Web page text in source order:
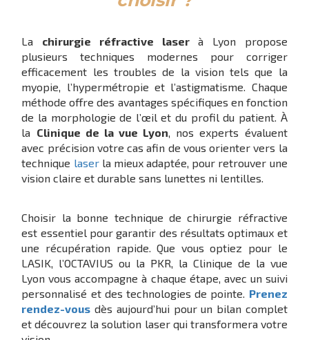
La chirurgie réfractive laserà Lyon propose
plusieurs techniques modernes pour corriger
efficacement les troubles de la vision tels que la
myopie, l’hypermétropie et l’astigmatisme. Chaque
méthode offre des avantages spécifiques en fonction
de la morphologie de l’œil et du profil du patient. À
la Clinique de la vue Lyon, nos experts évaluent
avec précision votre cas afin de vous orienter vers la
technique laserla mieux adaptée, pour retrouver une
vision claire et durable sans lunettes ni lentilles.
Choisir la bonne technique de chirurgie réfractive
est essentiel pour garantir des résultats optimaux et
une récupération rapide. Que vous optiez pour le
LASIK, l’OCTAVIUS ou la PKR, la Clinique de la vue
Lyon vous accompagne à chaque étape, avec un suivi
personnalisé et des technologies de pointe. Prenez
rendez-vous dès aujourd’hui pour un bilan complet
et découvrez la solution laser qui transformera votre